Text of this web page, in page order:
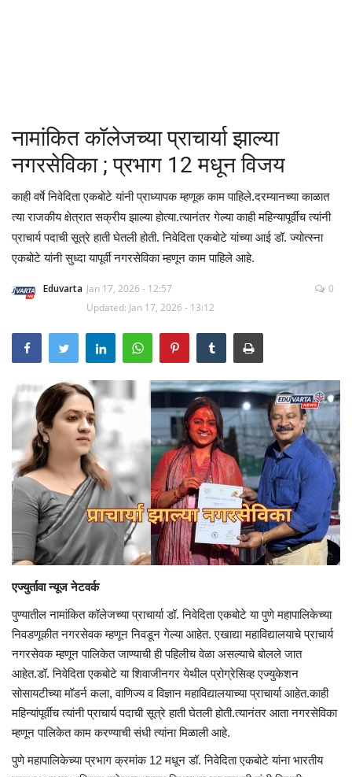
गॅलरी
Language
Marathi
नामांकित कॉलेजच्या प्राचार्या झाल्या
नगरसेविका ; प्रभाग 12 मधून विजय
काही वर्षे निवेदिता एकबोटे यांनी प्राध्यापक म्हणूक काम पाहिले.दरम्यानच्या काळात
त्या राजकीय क्षेत्रात सक्रीय झाल्या होत्या.त्यानंतर गेल्या काही महिन्यापूर्वीच त्यांनी
प्राचार्य पदाची सूत्रे हाती घेतली होती. निवेदिता एकबोटे यांच्या आई डॉ. ज्योत्स्ना
एकबोटे यांनी सुध्दा यापूर्वी नगरसेविका म्हणून काम पाहिले आहे.
Eduvarta Jan 17, 2026 - 12:57
Updated: Jan 17, 2026 - 13:12
0
एज्युर्तावा न्यूज नेटवर्क
पुण्यातील नामांकित कॉलेजच्या प्राचार्या डॉ. निवेदिता एकबोटे या पुणे महापालिकेच्या
निवडणूकीत नगरसेवक म्हणून निवडून गेल्या आहेत. एखाद्या महाविद्यालयाचे प्राचार्य
नगरसेवक म्हणून पालिकेत जाण्याची ही पहिलीच वेळा असल्याचे बोलले जात
आहेत.डॉ. निवेदिता एकबोटे या शिवाजीनगर येथील प्रोग्रेसिव्ह एज्युकेशन
सोसायटीच्या मॉडर्न कला, वाणिज्य व विज्ञान महाविद्यालयाच्या प्राचार्या आहेत.काही
महिन्यांपूर्वीच त्यांनी प्राचार्य पदाची सूत्रे हाती घेतली होती.त्यानंतर आता नगरसेविका
म्हणून पालिकेत काम करण्याची संधी त्यांना मिळाली आहे.
पुणे महापालिकेच्या प्रभाग क्रमांक 12 मधून डॉ. निवेदिता एकबोटे यांना भारतीय